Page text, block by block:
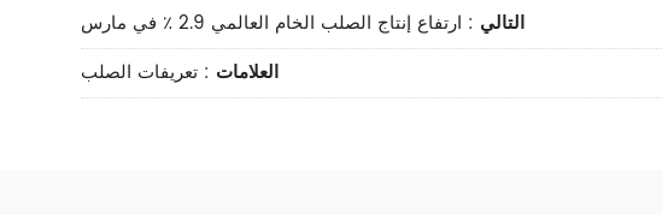
التالي : ارتفاع إنتاج الصلب الخام العالمي 2.9 ٪ في مارس
العلامات : تعريفات الصلب